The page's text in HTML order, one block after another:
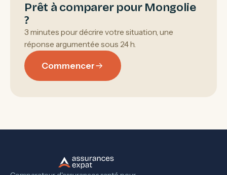
Prêt à comparer pour Mongolie
?
3 minutes pour décrire votre situation, une
réponse argumentée sous 24 h.
Commencer